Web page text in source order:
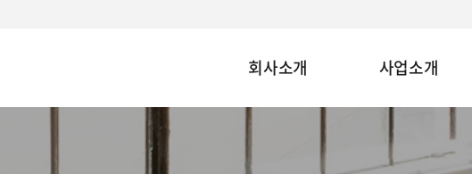
회사소개 사업소개